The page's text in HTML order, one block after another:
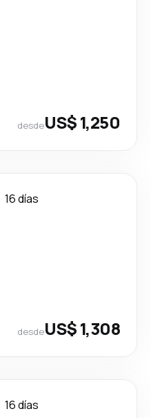
desdeUS$ 1,250
16 días
desdeUS$ 1,308
16 días